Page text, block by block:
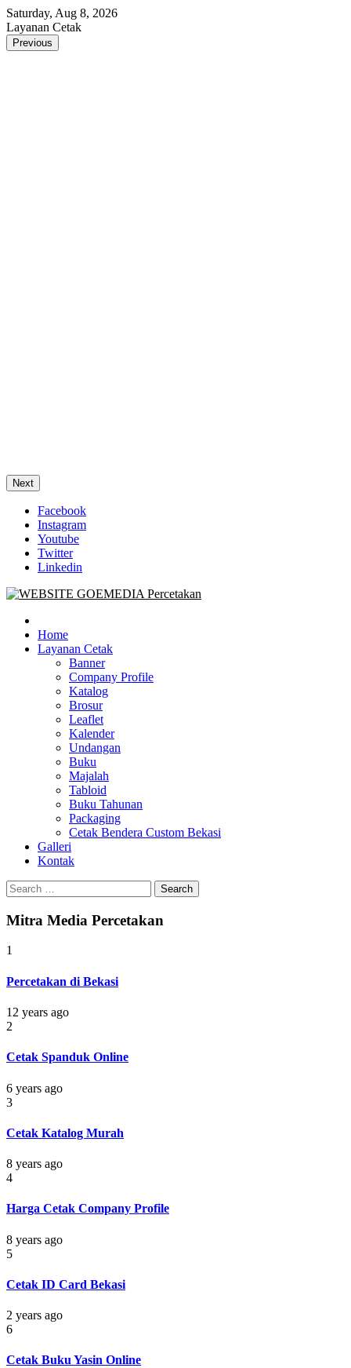
Skip
to
content
Saturday, Aug 8, 2026
Layanan Cetak
Previous
Next
Facebook
Instagram
Youtube
Twitter
Linkedin
Goe Media Percetakan | 0822-4439-5599 (Call/WA)
0822-4439-5599 (Call/WA) Percetakan jasa cetak banner buku yasin
invoice kartu nama label map nota spanduk stiker undangan
pernikahan murah online 24 jam
Home
Layanan Cetak
Banner
Company Profile
Katalog
Brosur
Leaflet
Kalender
Undangan
Buku
Majalah
Tabloid
Buku Tahunan
Packaging
Cetak Bendera Custom Bekasi
Galleri
Kontak
Search
for:
Mitra Media Percetakan
1
Percetakan di Bekasi
12 years ago
2
Cetak Spanduk Online
6 years ago
3
Cetak Katalog Murah
8 years ago
4
Harga Cetak Company Profile
8 years ago
5
Cetak ID Card Bekasi
2 years ago
6
Cetak Buku Yasin Online